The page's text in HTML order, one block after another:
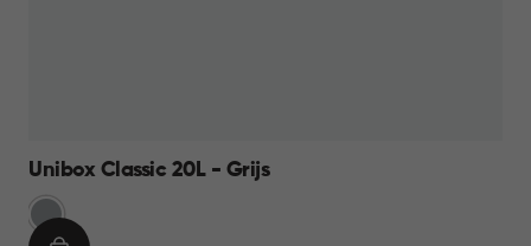
Unibox Classic 20L - Grijs
Grijs